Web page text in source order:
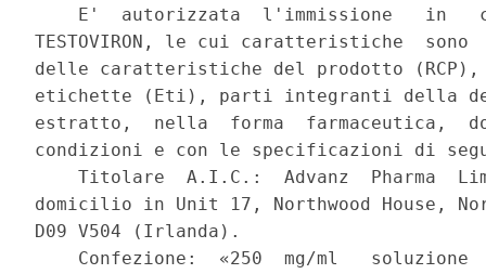
E'  autorizzata  l'immissione   in
TESTOVIRON, le cui caratteristiche
delle caratteristiche del prodotto
etichette (Eti), parti integranti della
estratto,  nella  forma  farmaceutica,
condizioni e con le specificazioni di
Titolare  A.I.C.:  Advanz  Pharma
domicilio in Unit 17, Northwood House,
D09 V504 (Irlanda).
Confezione:  «250  mg/ml   soluzione